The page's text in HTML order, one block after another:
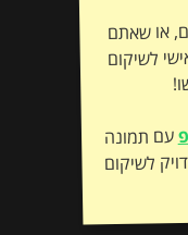
או שאתם
לשיקום
עם תמונה
– ונתאים לכם את הטיפול המדויק לשיקום